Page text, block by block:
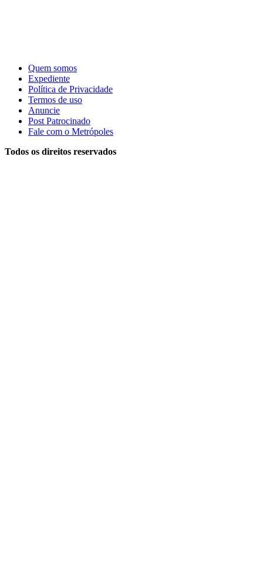
Quem somos
Expediente
Política de Privacidade
Termos de uso
Anuncie
Post Patrocinado
Fale com o Metrópoles
Todos os direitos reservados